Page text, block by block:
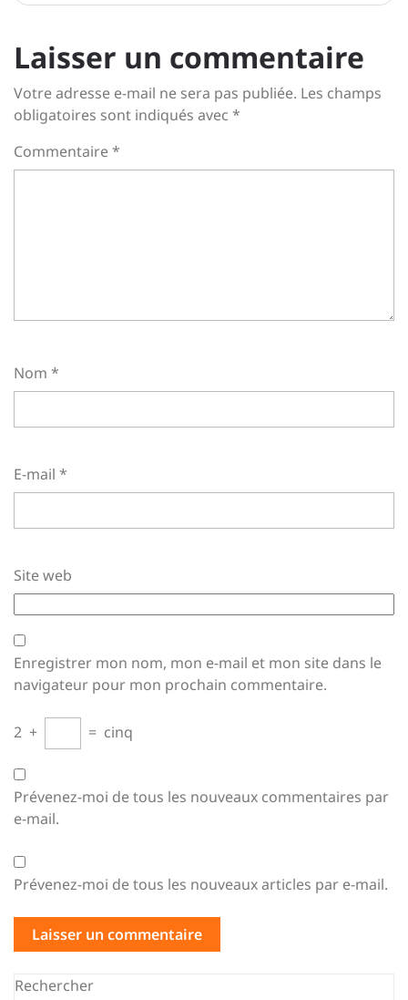
Laisser un commentaire
Votre adresse e-mail ne sera pas publiée. Les champs
obligatoires sont indiqués avec *
Commentaire*
Nom *
E-mail *
Site web
Enregistrer mon nom, mon e-mail et mon site dans le
navigateur pour mon prochain commentaire.
2 + = cinq
Prévenez-moi de tous les nouveaux commentaires par
e-mail.
Prévenez-moi de tous les nouveaux articles par e-mail.
Rechercher